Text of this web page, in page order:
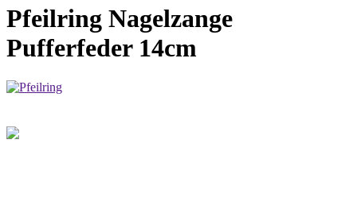
Pfeilring Nagelzange
Pufferfeder 14cm